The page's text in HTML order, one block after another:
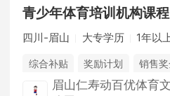
四川-眉山 大专学历 1年以
综合补贴 奖励计划 销售奖
法定节假日
培训计划 五险
眉山仁寿动百优体育